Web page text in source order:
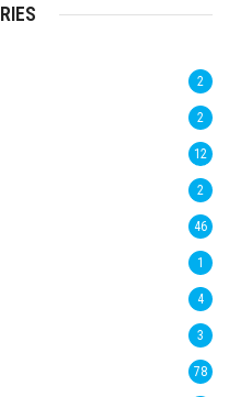
2
2
12
2
46
1
4
3
78